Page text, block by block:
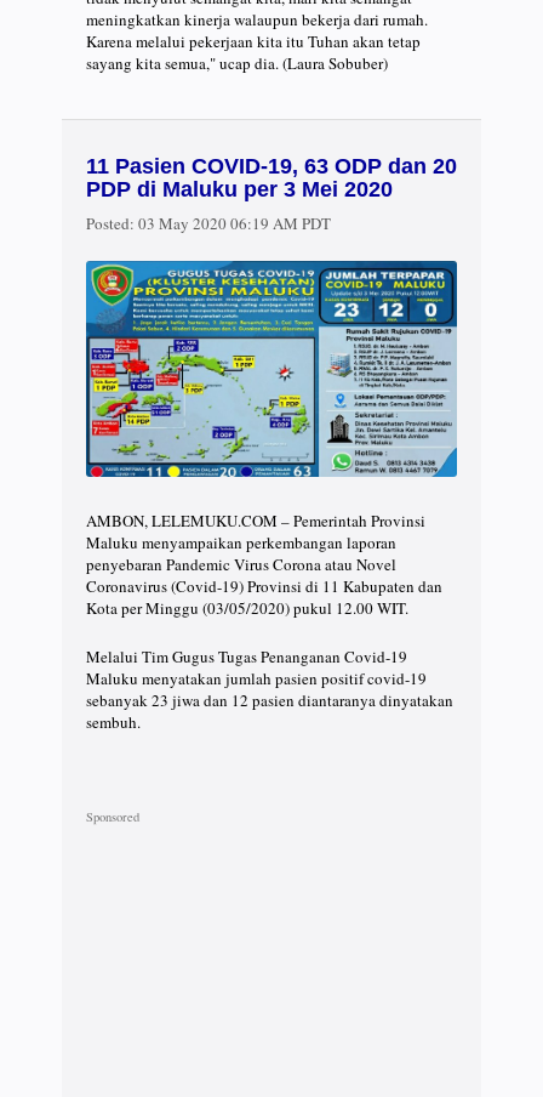
meningkatkan kinerja walaupun bekerja dari rumah.
Karena melalui pekerjaan kita itu Tuhan akan tetap
sayang kita semua," ucap dia. (Laura Sobuber)
11 Pasien COVID-19, 63 ODP dan 20
PDP di Maluku per 3 Mei 2020
Posted: 03 May 2020 06:19 AM PDT
AMBON, LELEMUKU.COM – Pemerintah Provinsi
Maluku menyampaikan perkembangan laporan
penyebaran Pandemic Virus Corona atau Novel
Coronavirus (Covid-19) Provinsi di 11 Kabupaten dan
Kota per Minggu (03/05/2020) pukul 12.00 WIT.
Melalui Tim Gugus Tugas Penanganan Covid-19
Maluku menyatakan jumlah pasien positif covid-19
sebanyak 23 jiwa dan 12 pasien diantaranya dinyatakan
sembuh.